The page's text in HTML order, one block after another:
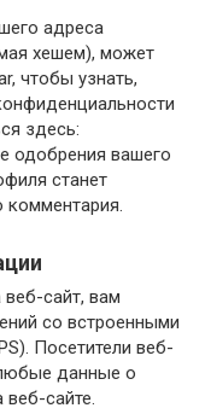
адреса
хешем), может
чтобы узнать,
здесь:
одобрения вашего
станет
комментария.
сайт, вам
со встроенными
Посетители веб-
любые данные о
сайте.